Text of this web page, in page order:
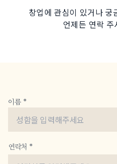
창업에 관심이 있거나 궁
언제든 연락
이름 *
연락처 *